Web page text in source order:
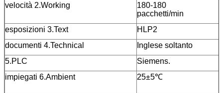
velocità 2.Working
180-180
esposizioni 3.Text
HLP2
documenti 4.Technical
Inglese soltanto
5.PLC
Siemens.
impiegati 6.Ambient
25±5℃